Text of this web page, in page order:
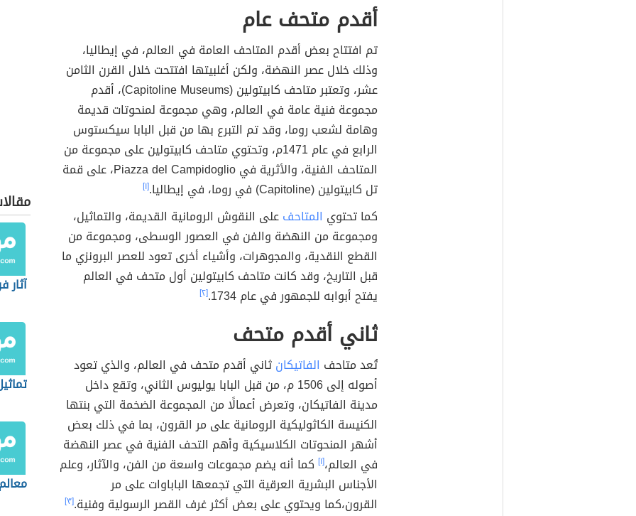
أقدم متحف عام
تم افتتاح بعض أقدم المتاحف العامة في العالم، في إيطاليا،
وذلك خلال عصر النهضة، ولكن أغلبيتها افتتحت خلال القرن الثامن
عشر، وتعتبر متاحف كابيتولين (Capitoline Museums)، أقدم
مجموعة فنية عامة في العالم، وهي مجموعة لمنحوتات قديمة
وهامة لشعب روما، وقد تم التبرع بها من قبل البابا سيكستوس
الرابع في عام 1471م، وتحتوي متاحف كابيتولين على مجموعة من
المتاحف الفنية، والأثرية في Piazza del Campidoglio، على قمة
تل كابيتولين (Capitoline) في روما، في إيطاليا.
[١]
كما تحتوي المتاحفعلى النقوش الرومانية القديمة، والتماثيل،
ومجموعة من النهضة والفن في العصور الوسطى، ومجموعة من
القطع النقدية، والمجوهرات، وأشياء أخرى تعود للعصر البرونزي ما
قبل التاريخ، وقد كانت متاحف كابيتولين أول متحف في العالم
يفتح أبوابه للجمهور في عام 1734.
[٢]
ثاني أقدم متحف
تُعد متاحف الفاتيكانثاني أقدم متحف في العالم، والذي تعود
أصوله إلى 1506 م، من قبل البابا يوليوس الثاني، وتقع داخل
مدينة الفاتيكان، وتعرض أعمالًا من المجموعة الضخمة التي بنتها
الكنيسة الكاثوليكية الرومانية على مر القرون، بما في ذلك بعض
أشهر المنحوتات الكلاسيكية وأهم التحف الفنية في عصر النهضة
في العالم،[١] كما أنه يضم مجموعات واسعة من الفن، والآثار، وعلم
الأجناس البشرية العرقية التي تجمعها الباباوات على مر
القرون،كما ويحتوي على بعض أكثر غرف القصر الرسولية وفنية.[٣]
آثار